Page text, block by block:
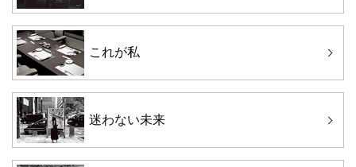
これが私
迷わない未来